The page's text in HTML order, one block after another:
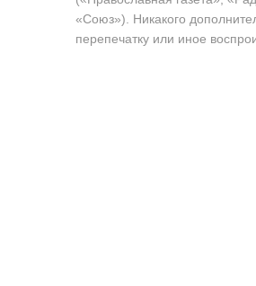
«Союз»). Никакого
перепечатку или иное